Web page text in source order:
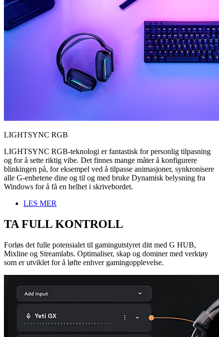
LIGHTSYNC RGB
LIGHTSYNC RGB-teknologi er fantastisk for personlig tilpasning
og for å sette riktig vibe. Det finnes mange måter å konfigurere
blinkingen på, for eksempel ved å tilpasse animasjoner, synkronisere
alle G-enhetene dine og til og med bruke Dynamisk belysning fra
Windows for å få en helhet i skrivebordet.
LES MER
TA FULL KONTROLL
Forløs det fulle potensialet til gamingutstyret ditt med G HUB,
Mixline og Streamlabs. Optimaliser, skap og dominer med verktøy
som er utviklet for å løfte enhver gamingopplevelse.